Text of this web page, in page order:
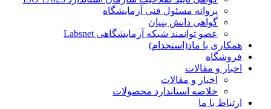
پروانه مسئول فنی آزمایشگاه
گواهی دانش بنیان
عضو توانمند شبکه آزمایشگاهی Labsnet
همکاری با ماد(استخدام)
فروشگاه
اخبار و مقالات
اخبار و مقالات
خلاصه استاندارد محصولات
ارتباط با ما